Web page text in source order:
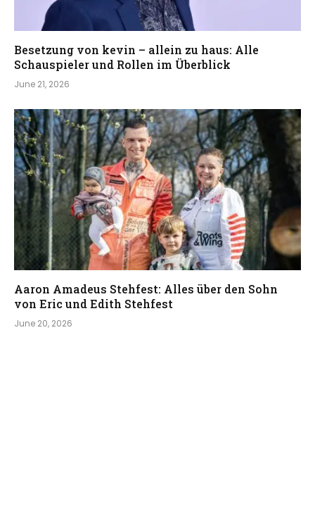
Besetzung von kevin – allein zu haus: Alle
Schauspieler und Rollen im Überblick
June 21, 2026
Aaron Amadeus Stehfest: Alles über den Sohn
von Eric und Edith Stehfest
June 20, 2026